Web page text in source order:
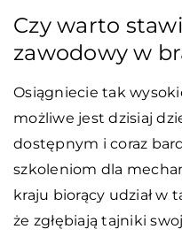
Czy warto
zawodowy w
Osiągniecie tak
możliwe jest dzisiaj
dostępnym i coraz
szkoleniom dla
kraju biorący udział w
że zgłębiają tajniki